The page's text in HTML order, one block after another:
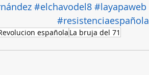
#elchavodel8 #layapaweb
#resistenciaespañola
española La bruja del 71